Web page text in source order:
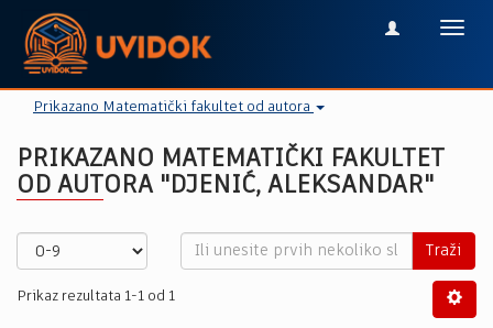
Prikazano Matematički fakultet od autora
PRIKAZANO MATEMATIČKI FAKULTET
OD AUTORA "DJENIĆ, ALEKSANDAR"
Traži
Prikaz rezultata 1-1 od 1